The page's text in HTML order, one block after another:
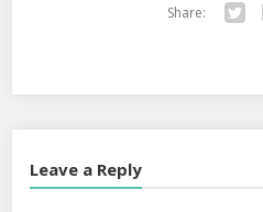
Share:
Leave a Reply